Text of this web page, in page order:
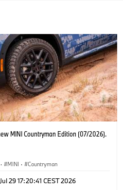
MINI Countryman Edition (07/2026).
· MINI · Countryman
29 17:20:41 CEST 2026